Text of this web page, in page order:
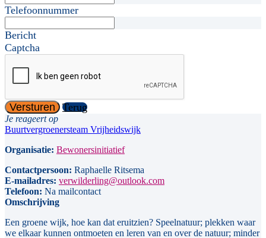
Telefoonnummer
Bericht
Captcha
Versturen Terug
Je reageert op
Buurtvergroenersteam Vrijheidswijk
Organisatie: Bewonersinitiatief
Contactpersoon: Raphaelle Ritsema
E-mailadres: verwilderling@outlook.com
Telefoon: Na mailcontact
Omschrijving
Een groene wijk, hoe kan dat eruitzien? Speelnatuur; plekken waar
we elkaar kunnen ontmoeten en leren van en over de natuur; minder